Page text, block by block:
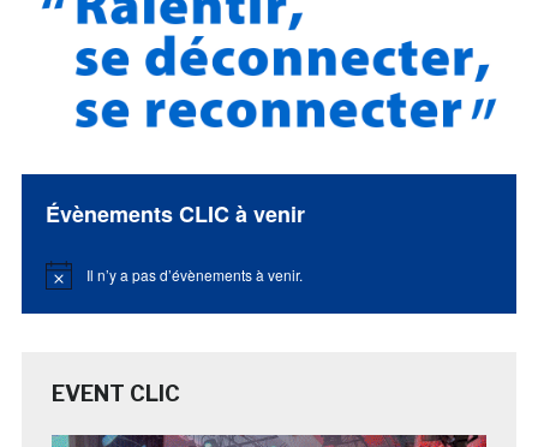
Évènements CLIC à venir
Notice Il n’y a pas d’évènements à venir.
EVENT CLIC